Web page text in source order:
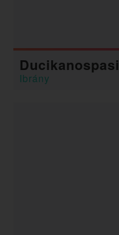
Ducikanospasi
Ibrány